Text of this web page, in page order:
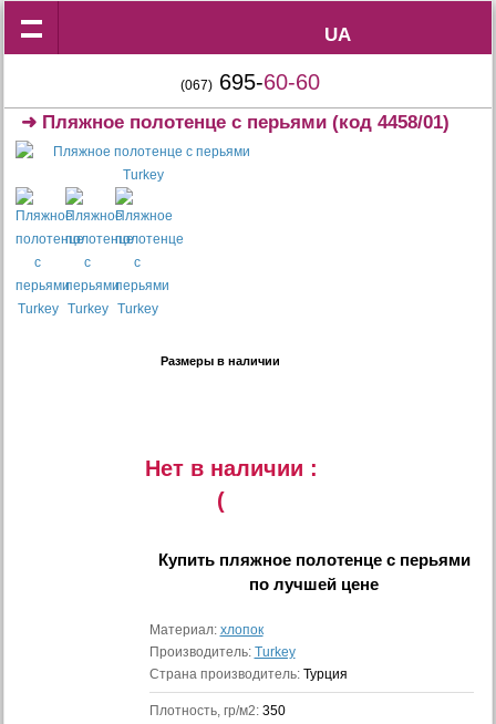
UA
UA
(067) 695-60-60
➜ Пляжное полотенце с перьями (код 4458/01)
Размеры в наличии
Нет в наличии :
(
Купить пляжное полотенце с перьями
по лучшей цене
Материал: хлопок
Производитель: Turkey
Страна производитель: Турция
Плотность, гр/м2: 350